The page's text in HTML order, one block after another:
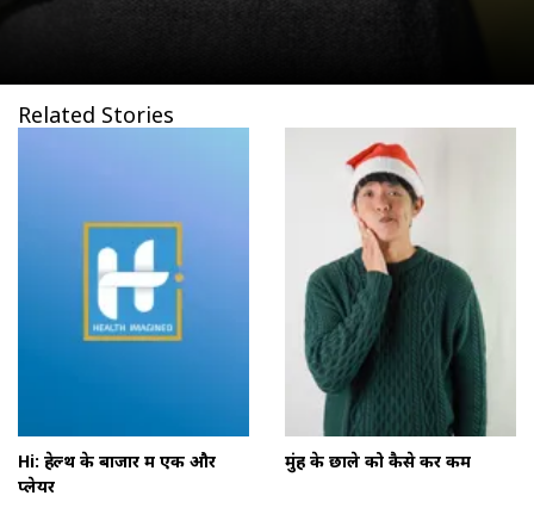
Related Stories
Hi: हेल्थ के बाजार में एक और
प्लेयर
मुंह के छाले को कैसे करें कम